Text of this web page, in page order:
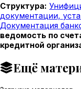
Структура:
документации,
Документация
ведомость по
кредитной
Ещё